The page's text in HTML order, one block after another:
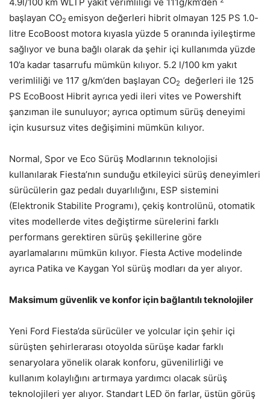
4.9l/100 km WLTP yakıt verimliliği ve 111g/km‘den
başlayan CO2 emisyon değerleri hibrit olmayan 125 PS 1.0-
litre EcoBoost motora kıyasla yüzde 5 oranında iyileştirme
sağlıyor ve buna bağlı olarak da şehir içi kullanımda yüzde
10’a kadar tasarrufu mümkün kılıyor. 5.2 l/100 km yakıt
verimliliği ve 117 g/km’den başlayan CO2 değerleri ile 125
PS EcoBoost Hibrit ayrıca yedi ileri vites ve Powershift
şanzıman ile sunuluyor; ayrıca optimum sürüş deneyimi
için kusursuz vites değişimini mümkün kılıyor.
Normal, Spor ve Eco Sürüş Modlarının teknolojisi
kullanılarak Fiesta’nın sunduğu etkileyici sürüş deneyimleri
sürücülerin gaz pedalı duyarlılığını, ESP sistemini
(Elektronik Stabilite Programı), çekiş kontrolünü, otomatik
vites modellerde vites değiştirme sürelerini farklı
performans gerektiren sürüş şekillerine göre
ayarlamalarını mümkün kılıyor. Fiesta Active modelinde
ayrıca Patika ve Kaygan Yol sürüş modları da yer alıyor.
Maksimum güvenlik ve konfor için bağlantılı teknolojiler
Yeni Ford Fiesta’da sürücüler ve yolcular için şehir içi
sürüşten şehirlerarası otoyolda sürüşe kadar farklı
senaryolara yönelik olarak konforu, güvenilirliği ve
kullanım kolaylığını artırmaya yardımcı olacak sürüş
teknolojileri yer alıyor. Standart LED ön farlar, üstün görüş